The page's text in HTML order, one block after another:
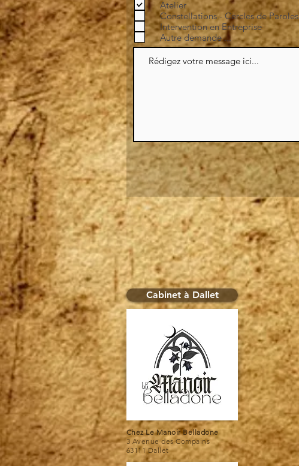
Atelier
Constellations - Cercles de Paroles
Intervention en Entreprise
Autre demande ...
Cabinet à Dallet
Chez Le Manoir Belladone
3 Avenue des Compains
63111 Dallet